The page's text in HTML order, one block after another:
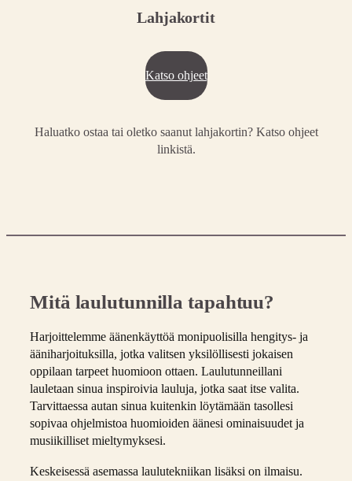
Lahjakortit
Katso ohjeet
Haluatko ostaa tai oletko saanut lahjakortin? Katso ohjeet
linkistä.
Mitä laulutunnilla tapahtuu?
Harjoittelemme äänenkäyttöä monipuolisilla hengitys- ja
ääniharjoituksilla, jotka valitsen yksilöllisesti jokaisen
oppilaan tarpeet huomioon ottaen. Laulutunneillani
lauletaan sinua inspiroivia lauluja, jotka saat itse valita.
Tarvittaessa autan sinua kuitenkin löytämään tasollesi
sopivaa ohjelmistoa huomioiden äänesi ominaisuudet ja
musiikilliset mieltymyksesi.
Keskeisessä asemassa laulutekniikan lisäksi on ilmaisu.